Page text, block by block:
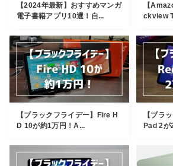
【2024年最新】おすすめマンガ
電子書籍アプリ10選！自...
【
ckview
【ブラックフライデー】Fire H
D 10が約1万円！A...
【ブラ
Pad 2が